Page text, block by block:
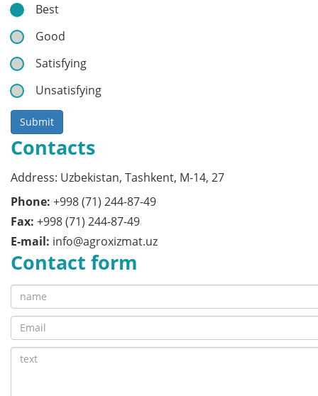
Best
Good
Satisfying
Unsatisfying
Submit
Contacts
Address: Uzbekistan, Tashkent, M-14, 27
Phone: +998 (71) 244-87-49
Fax: +998 (71) 244-87-49
E-mail: info@agroxizmat.uz
Contact form